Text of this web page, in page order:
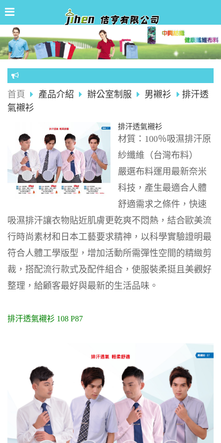
呦~
首頁 產品介紹 辦公室制服 男襯衫
排汗透
氣襯衫
排汗透氣襯衫
材質： 100％吸濕排汗原
紗纖維（台灣布料）
嚴選布料運用最新奈米
科技，產生最適合人體
舒適需求之條件，快速
吸濕排汗讓衣物貼近肌膚更乾爽不悶熱，結合歐美流
行時尚素材和日本工藝要求精神，以科學實驗證明最
符合人體工學版型，增加活動所需彈性空間的精緻剪
裁，搭配流行款式及配件組合，使服裝柔挺且美觀好
整理，給顧客最好與最新的生活品味。
排汗透氣襯衫 108 P87